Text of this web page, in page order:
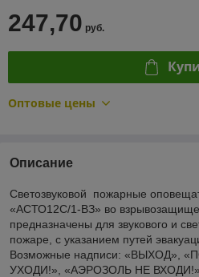
247,70 руб.
Оптовые цены
Описание
Светозвуковой пожарные
«АСТО12С/1-ВЗ» во
предназначены для звукового и
пожаре, с указанием путей
Возможные надписи: «ВЫХОД»,
УХОДИ!», «АЭРОЗОЛЬ НЕ